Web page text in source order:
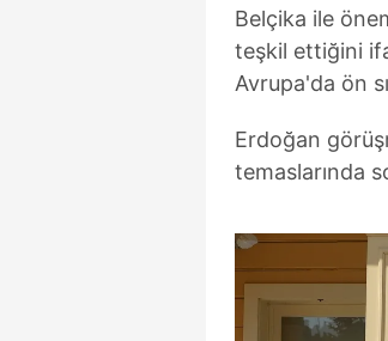
Belçika ile
teşkil ettiğini
Avrupa'da ön
Erdoğan
temaslarında